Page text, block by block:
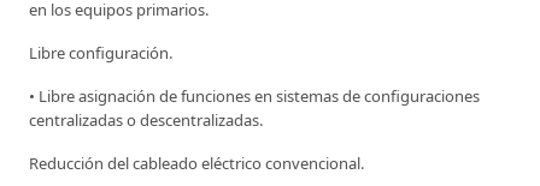
en los equipos primarios.
Libre configuración.
• Libre asignación de funciones en sistemas de configuraciones
centralizadas o descentralizadas.
Reducción del cableado eléctrico convencional.